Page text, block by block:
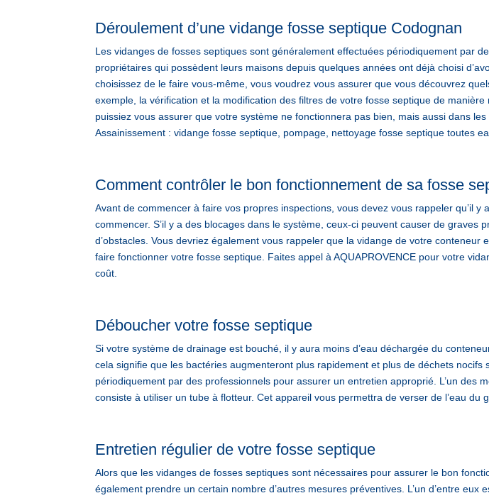
Déroulement d’une vidange fosse septique Codognan
Les vidanges de fosses septiques sont généralement effectuées périodiquement par
propriétaires qui possèdent leurs maisons depuis quelques années ont déjà choisi
choisissez de le faire vous-même, vous voudrez vous assurer que vous découvrez
exemple, la vérification et la modification des filtres de votre fosse septique de
puissiez vous assurer que votre système ne fonctionnera pas bien, mais aussi dans
Assainissement : vidange fosse septique, pompage, nettoyage fosse septique toutes
Comment contrôler le bon fonctionnement de sa fosse
Avant de commencer à faire vos propres inspections, vous devez vous rappeler qu’il
commencer. S’il y a des blocages dans le système, ceux-ci peuvent causer de
d’obstacles. Vous devriez également vous rappeler que la vidange de votre conteneur
faire fonctionner votre fosse septique. Faites appel à AQUAPROVENCE pour votre
coût.
Déboucher votre fosse septique
Si votre système de drainage est bouché, il y aura moins d’eau déchargée du
cela signifie que les bactéries augmenteront plus rapidement et plus de déchets
périodiquement par des professionnels pour assurer un entretien approprié. L’un des
consiste à utiliser un tube à flotteur. Cet appareil vous permettra de verser de l’eau
Entretien régulier de votre fosse septique
Alors que les vidanges de fosses septiques sont nécessaires pour assurer le bon
également prendre un certain nombre d’autres mesures préventives. L’un d’entre